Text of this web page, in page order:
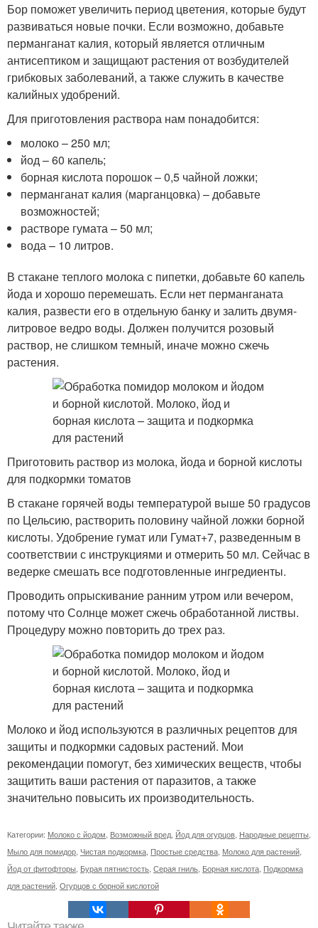
Бор поможет увеличить период цветения, которые будут
развиваться новые почки. Если возможно, добавьте
перманганат калия, который является отличным
антисептиком и защищают растения от возбудителей
грибковых заболеваний, а также служить в качестве
калийных удобрений.
Для приготовления раствора нам понадобится:
молоко – 250 мл;
йод – 60 капель;
борная кислота порошок – 0,5 чайной ложки;
перманганат калия (марганцовка) – добавьте
возможностей;
растворе гумата – 50 мл;
вода – 10 литров.
В стакане теплого молока с пипетки, добавьте 60 капель
йода и хорошо перемешать. Если нет перманганата
калия, развести его в отдельную банку и залить двумя-
литровое ведро воды. Должен получится розовый
раствор, не слишком темный, иначе можно сжечь
растения.
Приготовить раствор из молока, йода и борной кислоты
для подкормки томатов
В стакане горячей воды температурой выше 50 градусов
по Цельсию, растворить половину чайной ложки борной
кислоты. Удобрение гумат или Гумат+7, разведенным в
соответствии с инструкциями и отмерить 50 мл. Сейчас в
ведерке смешать все подготовленные ингредиенты.
Проводить опрыскивание ранним утром или вечером,
потому что Солнце может сжечь обработанной листвы.
Процедуру можно повторить до трех раз.
Молоко и йод используются в различных рецептов для
защиты и подкормки садовых растений. Мои
рекомендации помогут, без химических веществ, чтобы
защитить ваши растения от паразитов, а также
значительно повысить их производительность.
Категории: Молоко с йодом Возможный вред Йод для огурцов Народные рецепты
Мыло для помидор Чистая подкормка Простые средства Молоко для растений
Йод от фитофторы Бурая пятнистость Серая гниль Борная кислота Подкормка
для растений Огурцов с борной кислотой